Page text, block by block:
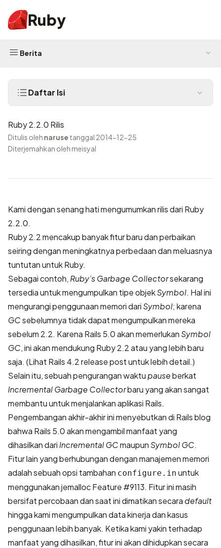
Ruby
Berita
Daftar Isi
Ruby 2.2.0 Rilis
Ditulis oleh naruse tanggal 2014-12-25
Diterjemahkan oleh meisyal
Kami dengan senang hati mengumumkan rilis dari Ruby
2.2.0.
Ruby 2.2 mencakup banyak fitur baru dan perbaikan
seiring dengan meningkatnya perbedaan dan meluasnya
tuntutan untuk Ruby.
Sebagai contoh, Ruby’s Garbage Collectorsekarang
tersedia untuk mengumpulkan tipe objekSymbol. Hal ini
mengurangi penggunaan memori dari Symbol; karena
GCsebelumnya tidak dapat mengumpulkan mereka
sebelum 2.2. Karena Rails 5.0 akan memerlukan Symbol
GC, ini akan mendukung Ruby 2.2 atau yang lebih baru
saja. (Lihat Rails 4.2 release postuntuk lebih detail.)
Selain itu, sebuah pengurangan waktupauseberkat
Incremental Garbage Collectorbaru yang akan sangat
membantu untuk menjalankan aplikasi Rails.
Pengembangan akhir-akhir ini menyebutkan di Rails blog
bahwa Rails 5.0 akan mengambil manfaat yang
dihasilkan dari Incremental GCmaupun Symbol GC.
Fitur lain yang berhubungan dengan manajemen memori
adalah sebuah opsi tambahan configure.in untuk
menggunakan jemallocFeature #9113. Fitur ini masih
bersifat percobaan dan saat ini dimatikan secara default
hingga kami mengumpulkan data kinerja dan kasus
penggunaan lebih banyak. Ketika kami yakin terhadap
manfaat yang dihasilkan, fitur ini akan dihidupkan secara